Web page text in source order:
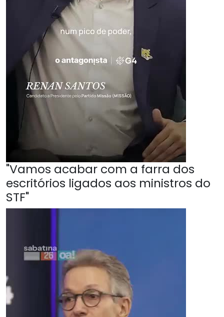
"Vamos acabar com a farra dos
escritórios ligados aos ministros do
STF"